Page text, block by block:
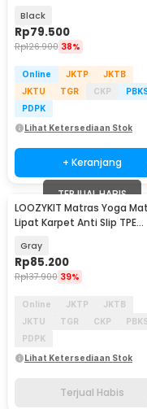
Black
Rp79.500
Rp126.900 38%
Online JKTP
JKTB
JKTU
TGR CKP
PDPK
Lihat Ketersediaan Stok
+ Keranjang
TERJUAL HABIS
LOOZYKIT Matras Yoga Mat
Lipat Karpet Anti Slip TPE
Gray
Rp85.200
Rp137.900 39%
Online JKTP
JKTB
JKTU
TGR CKP
PBKS
PDPK
Lihat Ketersediaan Stok
Terjual Habis